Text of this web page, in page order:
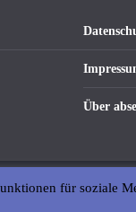
Über
für soziale